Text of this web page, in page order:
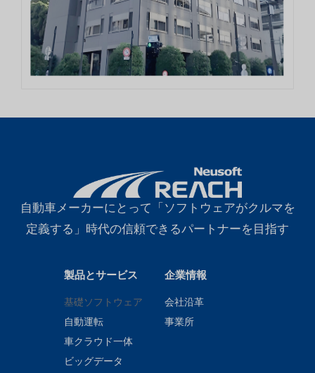
自動車メーカーにとって「ソフトウェアがクルマを
定義する」時代の信頼できるパートナーを目指す
製品とサービス
基礎ソフトウェア
自動運転
車クラウド一体
ビッグデータ
企業情報
会社沿革
事業所